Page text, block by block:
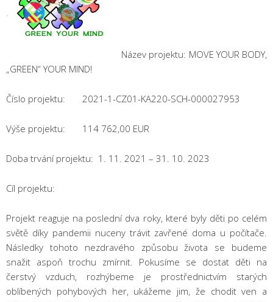
Název projektu: MOVE YOUR BODY,
„GREEN“ YOUR MIND!
Číslo projektu: 2021-1-CZ01-KA220-SCH-000027953
Výše projektu: 114 762,00 EUR
Doba trvání projektu: 1. 11. 2021 – 31. 10. 2023
Cíl projektu:
Projekt reaguje na poslední dva roky, které byly děti po celém
světě díky pandemii nuceny trávit zavřené doma u počítače.
Následky tohoto nezdravého způsobu života se budeme
snažit aspoň trochu zmírnit. Pokusíme se dostat děti na
čerstvý vzduch, rozhýbeme je prostřednictvím starých
oblíbených pohybových her, ukážeme jim, že chodit ven a